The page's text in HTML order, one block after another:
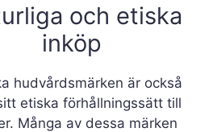
och etiska
inköp
hudvårdsmärken är också
etiska förhållningssätt till
Många av dessa märken